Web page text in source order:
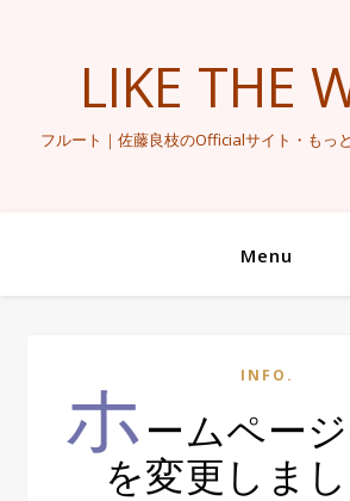
LIKE THE
フルート｜佐藤良枝のOfficialサイト・もっ
Menu
INFO.
ホ ームペー
を変更しまし